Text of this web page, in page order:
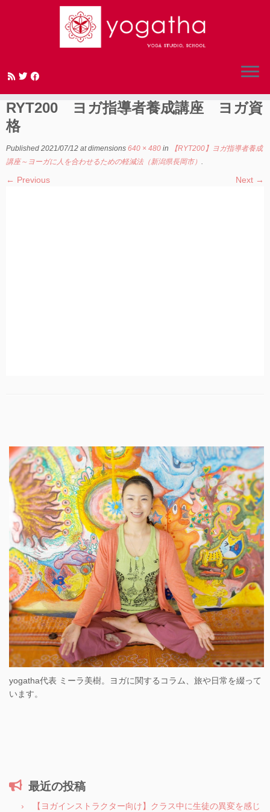
content
RYT200 ヨガ指導者養成講座 ヨガ資
格
Published 2021/07/12 at dimensions 640 × 480 in 【RYT200】ヨガ指導者養成
講座～ヨーガに人を合わせるための軽減法（新潟県長岡市） .
← Previous Next →
yogatha代表 ミーラ美樹。ヨガに関するコラム、旅や日常を綴って
います。
最近の投稿
【ヨガインストラクター向け】クラス中に生徒の異変を感じ